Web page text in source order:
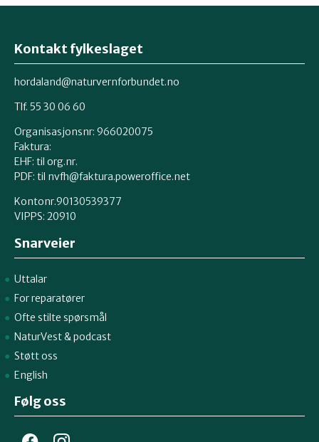
Kontakt fylkeslaget
hordaland@naturvernforbundet.no
Tlf. 55 30 06 60
Organisasjonsnr: 966020075
Faktura:
EHF: til org.nr.
PDF: til nvfh@faktura.poweroffice.net
Kontonr.90130539377
VIPPS: 20910
Snarveier
Uttalar
For reparatører
Ofte stilte spørsmål
NaturVest& podcast
Støtt oss
English
Følg oss